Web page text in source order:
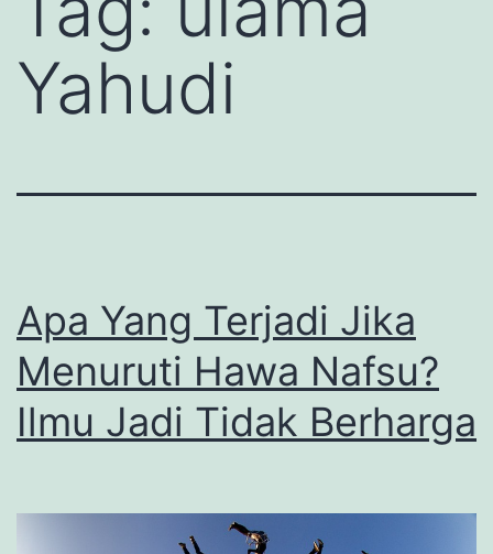
Yahudi
Apa Yang Terjadi Jika
Menuruti Hawa Nafsu?
Ilmu Jadi Tidak Berharga